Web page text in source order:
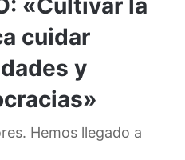
«Cultivar la
cuidar
y
Hemos llegado a